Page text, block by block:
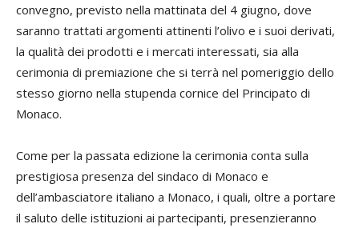
convegno, previsto nella mattinata del 4 giugno, dove
saranno trattati argomenti attinenti l’olivo e i suoi derivati,
la qualità dei prodotti e i mercati interessati, sia alla
cerimonia di premiazione che si terrà nel pomeriggio dello
stesso giorno nella stupenda cornice del Principato di
Monaco.
Come per la passata edizione la cerimonia conta sulla
prestigiosa presenza del sindaco di Monaco e
dell’ambasciatore italiano a Monaco, i quali, oltre a portare
il saluto delle istituzioni ai partecipanti, presenzieranno